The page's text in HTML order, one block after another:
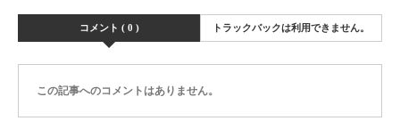
コメント ( 0 ) トラックバックは利用できません。
この記事へのコメントはありません。